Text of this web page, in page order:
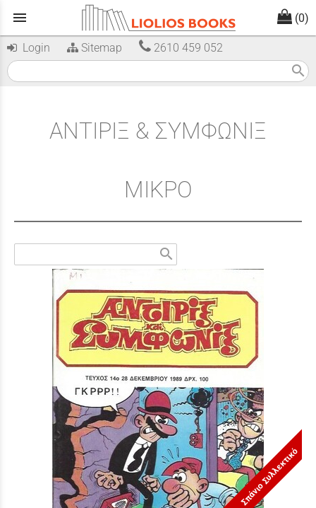
menu (0)
Login Sitemap 2610 459 052
search
ΑΝΤΙΡΙΞ & ΣΥΜΦΩΝΙΞ
ΜΙΚΡΟ
search
Σπάνιο Συλλεκτικό